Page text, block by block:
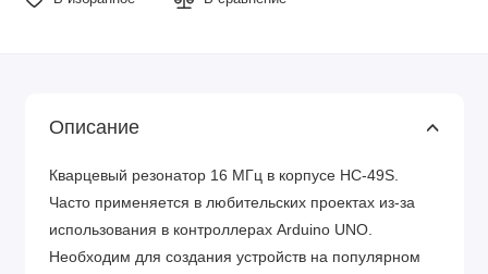
Описание
Кварцевый резонатор 16 МГц в корпусе HC-49S.
Часто применяется в любительских проектах из-за
использования в контроллерах Arduino UNO.
Необходим для создания устройств на популярном